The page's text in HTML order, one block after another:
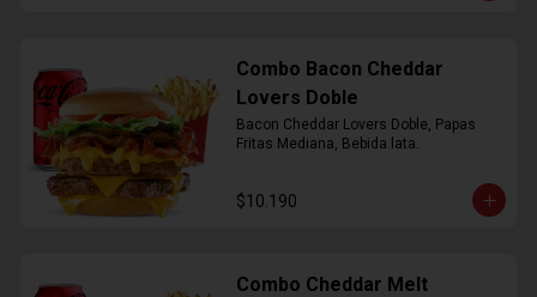
Combo Bacon Cheddar
Lovers Doble
Bacon Cheddar Lovers Doble, Papas
Fritas Mediana, Bebida lata.
$10.190
Combo Cheddar Melt